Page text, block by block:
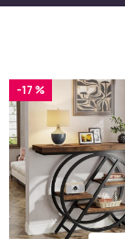
-17 %